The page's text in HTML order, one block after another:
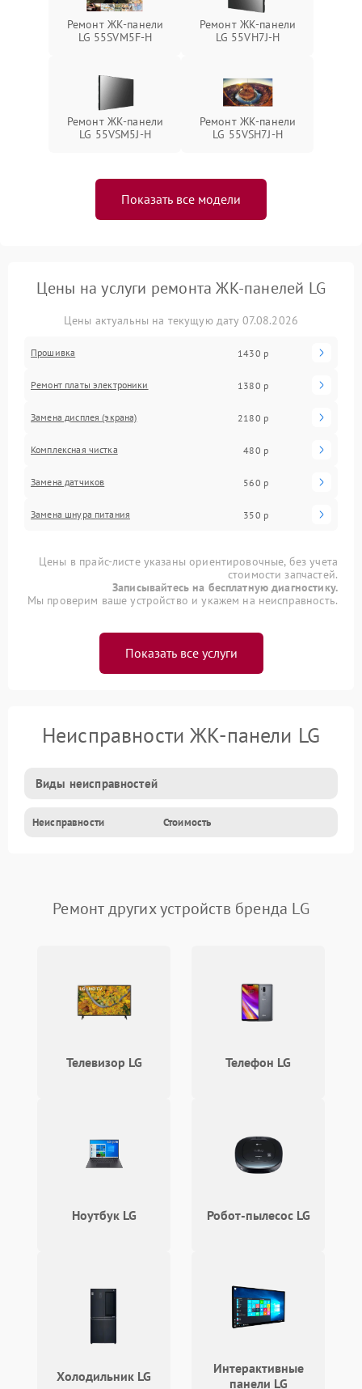
Ремонт ЖК-панели
LG 55SVM5F-H
Ремонт ЖК-панели
LG 55VH7J-H
Ремонт ЖК-панели
LG 55VSM5J-H
Ремонт ЖК-панели
LG 55VSH7J-H
Показать все модели
Цены на услуги ремонта ЖК-панелей LG
Цены актуальны на текущую дату 07.08.2026
Прошивка 1430 р
Ремонт платы электроники 1380 р
Замена дисплея (экрана) 2180 р
Комплексная чистка 480 р
Замена датчиков 560 р
Замена шнура питания 350 р
Цены в прайс-листе указаны ориентировочные, без учета
стоимости запчастей.
Записывайтесь на бесплатную диагностику.
Мы проверим ваше устройство и укажем на неисправность.
Показать все услуги
Неисправности ЖК-панели LG
Виды неисправностей
Неисправности Стоимость
Ремонт других устройств бренда LG
Телевизор LG Телефон LG
Ноутбук LG Робот-пылесос LG
Холодильник LG
Интерактивные
панели LG